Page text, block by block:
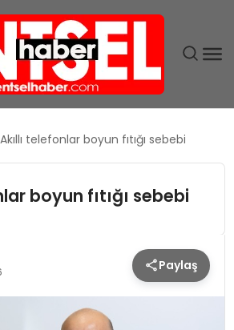
Akıllı telefonlar boyun fıtığı sebebi
boyun fıtığı sebebi
Paylaş